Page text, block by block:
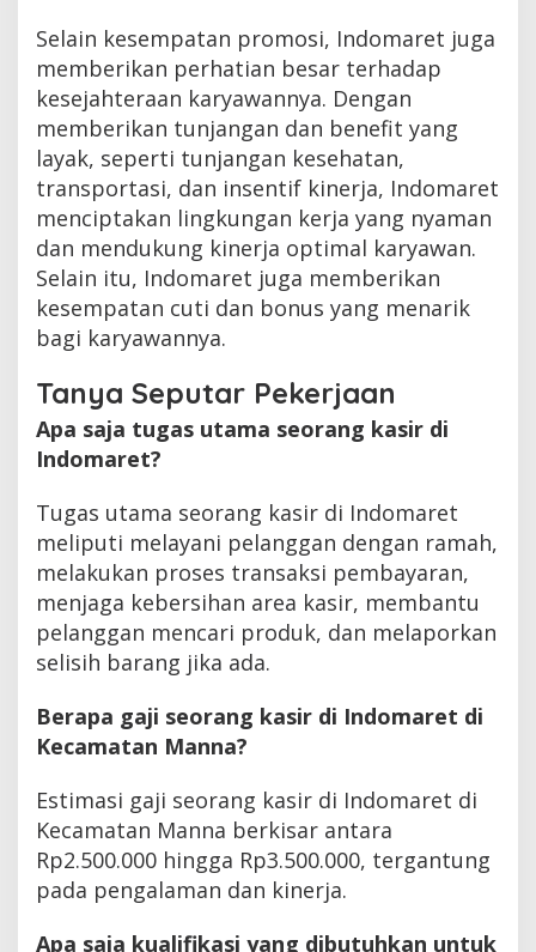
Selain kesempatan promosi, Indomaret juga
memberikan perhatian besar terhadap
kesejahteraan karyawannya. Dengan
memberikan tunjangan dan benefit yang
layak, seperti tunjangan kesehatan,
transportasi, dan insentif kinerja, Indomaret
menciptakan lingkungan kerja yang nyaman
dan mendukung kinerja optimal karyawan.
Selain itu, Indomaret juga memberikan
kesempatan cuti dan bonus yang menarik
bagi karyawannya.
Tanya Seputar Pekerjaan
Apa saja tugas utama seorang kasir di
Indomaret?
Tugas utama seorang kasir di Indomaret
meliputi melayani pelanggan dengan ramah,
melakukan proses transaksi pembayaran,
menjaga kebersihan area kasir, membantu
pelanggan mencari produk, dan melaporkan
selisih barang jika ada.
Berapa gaji seorang kasir di Indomaret di
Kecamatan Manna?
Estimasi gaji seorang kasir di Indomaret di
Kecamatan Manna berkisar antara
Rp2.500.000 hingga Rp3.500.000, tergantung
pada pengalaman dan kinerja.
Apa saja kualifikasi yang dibutuhkan untuk